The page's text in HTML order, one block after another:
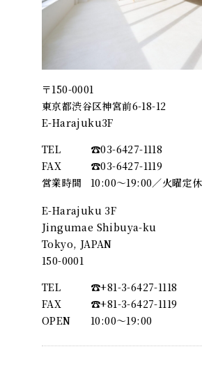
〒150-0001
東京都渋谷区神宮前6-18-12
E-Harajuku3F
TEL
☎︎03-6427-1118
FAX
☎︎03-6427-1119
営業時間
10:00～19:00／火曜定休
E-Harajuku 3F
Jingumae Shibuya-ku
Tokyo, JAPAN
150-0001
TEL
☎︎+81-3-6427-1118
FAX
☎︎+81-3-6427-1119
OPEN
10:00〜19:00